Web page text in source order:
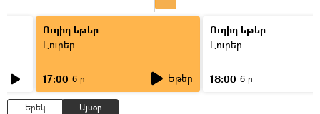
Ուղիղ եթեր
Լուրեր
17:00 6 ր Եթեր
Ուղիղ եթեր
Լուրեր
18:00 6 ր
Երեկ Այսօր